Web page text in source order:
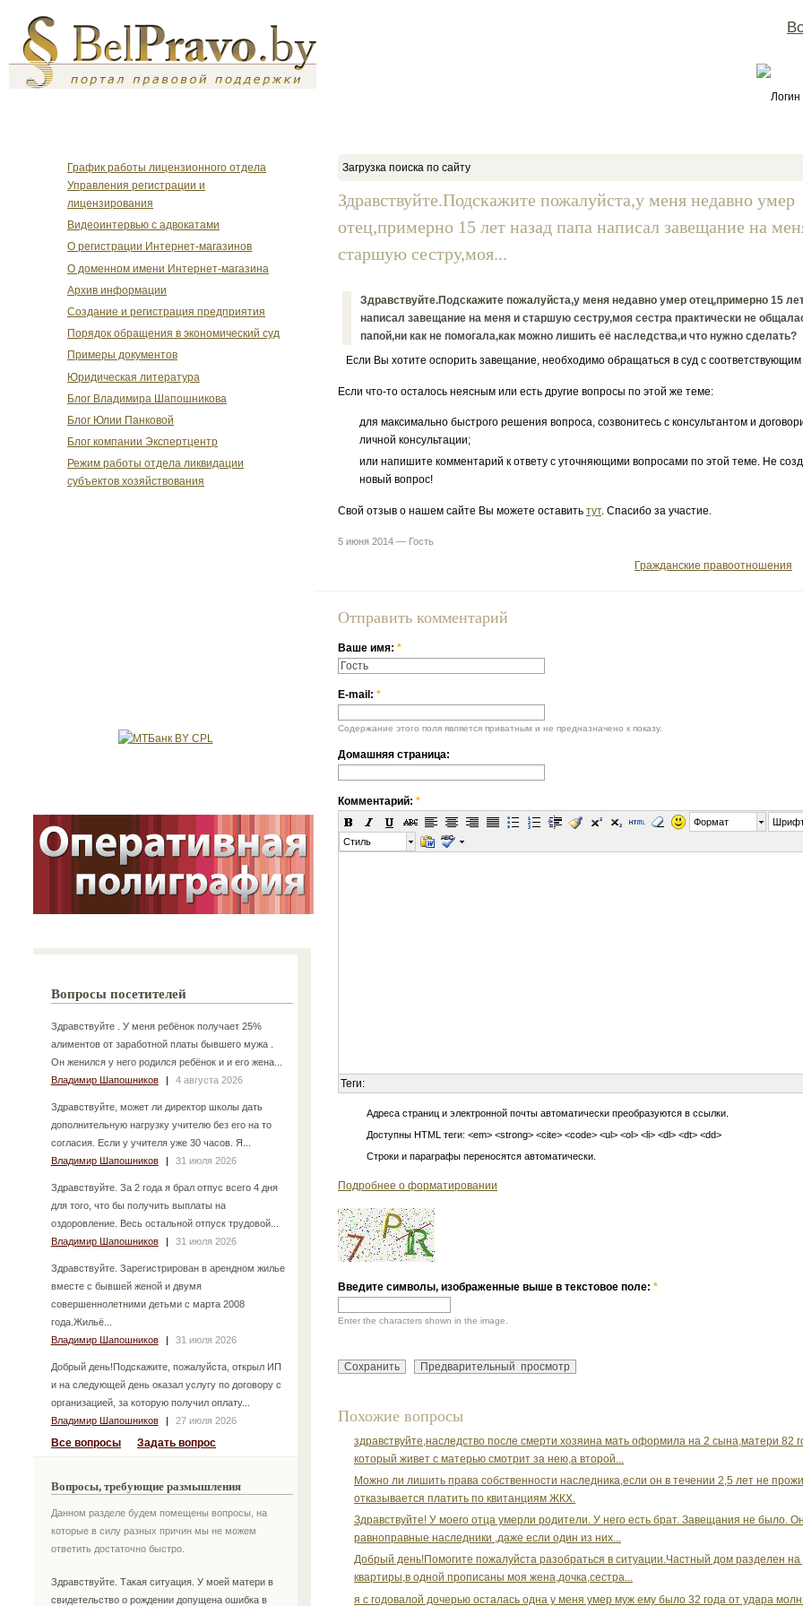
Логин
График работы лицензионного отдела
Управления регистрации и
лицензирования
Видеоинтервью с адвокатами
О регистрации Интернет-магазинов
О доменном имени Интернет-магазина
Архив информации
Создание и регистрация предприятия
Порядок обращения в экономический суд
Примеры документов
Юридическая литература
Блог Владимира Шапошникова
Блог Юлии Панковой
Блог компании Экспертцентр
Режим работы отдела ликвидации
субъектов хозяйствования
Вопросы посетителей
Здравствуйте . У меня ребёнок получает 25%
алиментов от заработной платы бывшего мужа .
Он женился у него родился ребёнок и и его жена...
Владимир Шапошников
| 4 августа 2026
Здравствуйте, может ли директор школы дать
дополнительную нагрузку учителю без его на то
согласия. Если у учителя уже 30 часов. Я...
Владимир Шапошников
| 31 июля 2026
Здравствуйте. За 2 года я брал отпус всего 4 дня
для того, что бы получить выплаты на
оздоровление. Весь остальной отпуск трудовой...
Владимир Шапошников
| 31 июля 2026
Здравствуйте. Зарегистрирован в арендном жилье
вместе с бывшей женой и двумя
совершеннолетними детьми с марта 2008
года.Жильё...
Владимир Шапошников
| 31 июля 2026
Добрый день!Подскажите, пожалуйста, открыл ИП
и на следующей день оказал услугу по договору с
организацией, за которую получил оплату...
Владимир Шапошников
| 27 июля 2026
Все вопросы Задать вопрос
Вопросы, требующие размышления
Данном разделе будем помещены вопросы, на
которые в силу разных причин мы не можем
ответить достаточно быстро.
Здравствуйте. Такая ситуация. У моей матери в
свидетельство о рождении допущена ошибка в
Загрузка поиска по сайту
Здравствуйте.Подскажите пожалуйста,у меня недавно умер
отец,примерно 15 лет назад папа написал завещание на
старшую сестру,моя...
Здравствуйте.Подскажите пожалуйста,у меня недавно умер отец,примерно 15
написал завещание на меня и старшую сестру,моя сестра практически не
папой,ни как не помогала,как можно лишить её наследства,и что нужно сделать?
Если Вы хотите оспорить завещание, необходимо обращаться в суд с соответствующим
Если что-то осталось неясным или есть другие вопросы по этой же теме:
для максимально быстрого решения вопроса, созвонитесь с консультантом и
личной консультации;
или напишите комментарий к ответу с уточняющими вопросами по этой теме. Не
новый вопрос!
Свой отзыв о нашем сайте Вы можете оставить тут. Спасибо за участие.
5 июня 2014 — Гость
Гражданские правоотношения
Отправить комментарий
Ваше имя: *
E-mail: *
Содержание этого поля является приватным и не предназначено к показу.
Домашняя страница:
Комментарий: *
Формат
Стиль
Теги:
Адреса страниц и электронной почты автоматически преобразуются в ссылки.
Доступны HTML теги: <em> <strong> <cite> <code> <ul> <ol> <li> <dl> <dt> <dd>
Строки и параграфы переносятся автоматически.
Подробнее о форматировании
Введите символы, изображенные выше в текстовое поле: *
Enter the characters shown in the image.
Похожие вопросы
здравствуйте,наследство после смерти хозяина мать оформила на 2 сына,матери 82
который живет с матерью смотрит за нею,а второй...
Можно ли лишить права собственности наследника,если он в течении 2,5 лет не
отказывается платить по квитанциям ЖКХ.
Здравствуйте! У моего отца умерли родители. У него есть брат. Завещания не было.
равноправные наследники ,даже если один из них...
Добрый день!Помогите пожалуйста разобраться в ситуации.Частный дом разделен на
квартиры,в одной прописаны моя жена,дочка,сестра...
я с годовалой дочерью осталась одна у меня умер муж ему было 32 года от удара